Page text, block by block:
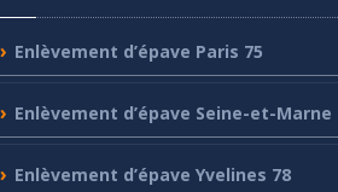
Enlèvement d’épave Paris 75
Enlèvement d’épave Seine-et-Marne
Enlèvement d’épave Yvelines 78